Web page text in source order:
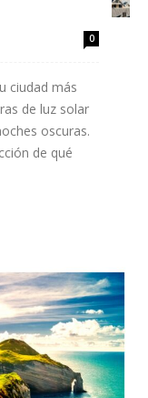
0
ciudad más
de luz solar
oscuras.
de qué